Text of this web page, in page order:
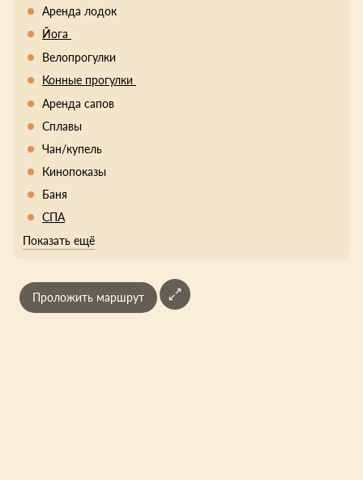
Аренда лодок
Йога
Велопрогулки
Конные прогулки
Аренда сапов
Сплавы
Чан/купель
Кинопоказы
Баня
СПА
Показать ещё
Проложить маршрут